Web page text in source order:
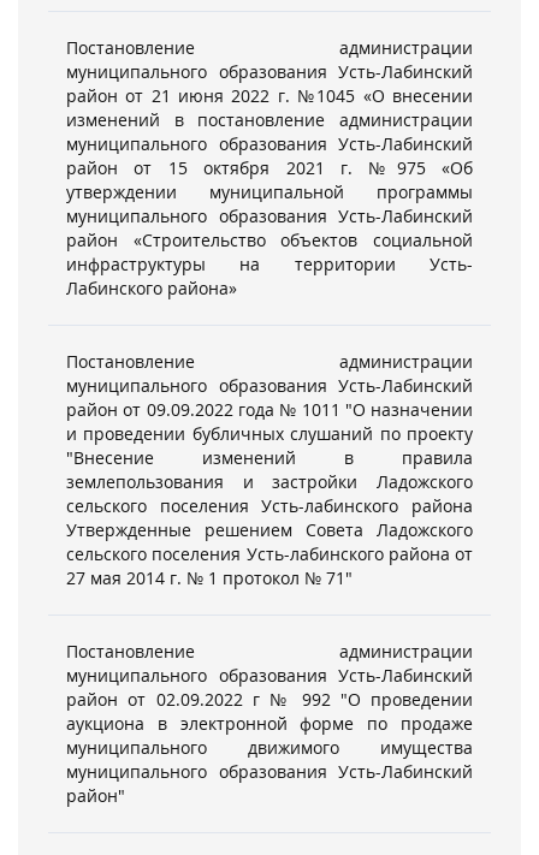
Постановление администрации
муниципального образования Усть-Лабинский
район от 21 июня 2022 г. №1045 «О внесении
изменений в постановление администрации
муниципального образования Усть-Лабинский
район от 15 октября 2021 г. №975 «Об
утверждении муниципальной программы
муниципального образования Усть-Лабинский
район «Строительство объектов социальной
инфраструктуры на территории Усть-
Лабинского района»
Постановление администрации
муниципального образования Усть-Лабинский
район от 09.09.2022 года № 1011 "О назначении
и проведении бубличных слушаний по проекту
"Внесение изменений в правила
землепользования и застройки Ладожского
сельского поселения Усть-лабинского района
Утвержденные решением Совета Ладожского
сельского поселения Усть-лабинского района от
27 мая 2014 г. № 1 протокол № 71"
Постановление администрации
муниципального образования Усть-Лабинский
район от 02.09.2022 г № 992 "О проведении
аукциона в электронной форме по продаже
муниципального движимого имущества
муниципального образования Усть-Лабинский
район"